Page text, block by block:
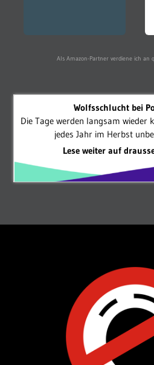
Als Amazon-Partner verdiene ich an
Wolfsschlucht bei
Die Tage werden langsam wieder
jedes Jahr im Herbst
Lese weiter auf